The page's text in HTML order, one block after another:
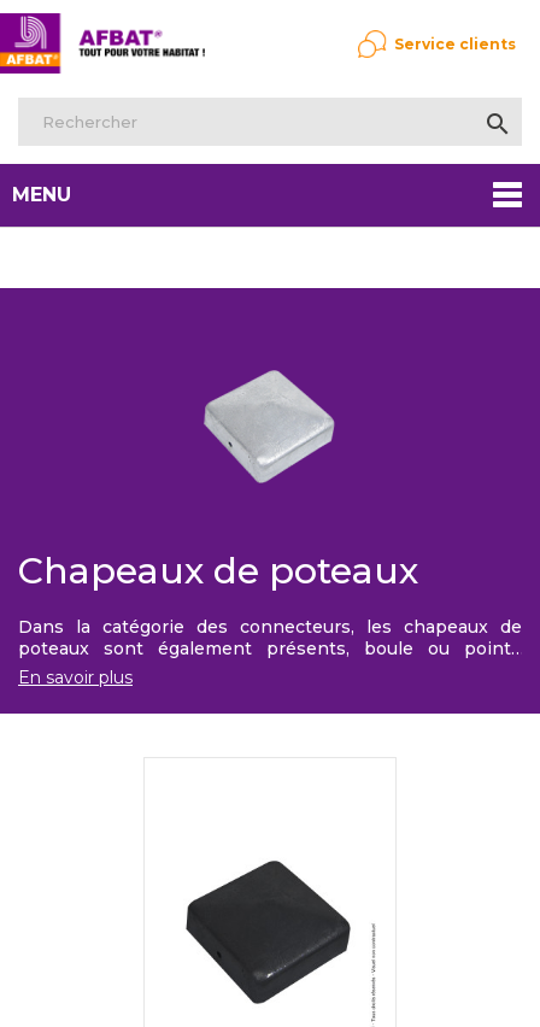

Service clients
MENU
Chapeaux de poteaux
Dans la catégorie des connecteurs, les chapeaux de
poteaux sont également présents, boule ou pointe
diamant.
En savoir plus